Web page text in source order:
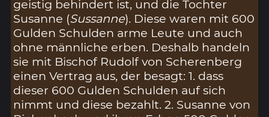
geistig behindert ist, und die Tochter
Susanne (Sussanne). Diese waren mit 600
Gulden Schulden arme Leute und auch
ohne männliche erben. Deshalb handeln
sie mit Bischof Rudolf von Scherenberg
einen Vertrag aus, der besagt: 1. dass
dieser 600 Gulden Schulden auf sich
nimmt und diese bezahlt. 2. Susanne von